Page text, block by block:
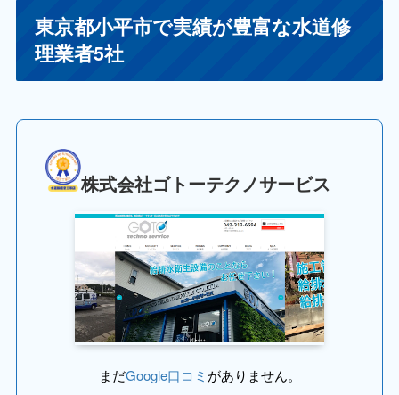
東京都小平市で実績が豊富な水道修
理業者5社
株式会社ゴトーテクノサービス
まだGoogle口コミ がありません。